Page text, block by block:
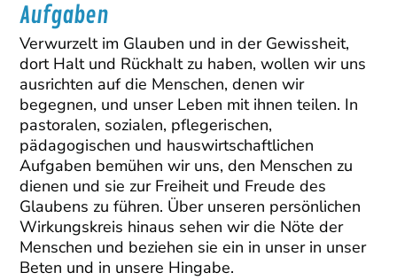
Aufgaben
Verwurzelt im Glauben und in der Gewissheit,
dort Halt und Rückhalt zu haben, wollen wir uns
ausrichten auf die Menschen, denen wir
begegnen, und unser Leben mit ihnen teilen. In
pastoralen, sozialen, pflegerischen,
pädagogischen und hauswirtschaftlichen
Aufgaben bemühen wir uns, den Menschen zu
dienen und sie zur Freiheit und Freude des
Glaubens zu führen. Über unseren persönlichen
Wirkungskreis hinaus sehen wir die Nöte der
Menschen und beziehen sie ein in unser in unser
Beten und in unsere Hingabe.